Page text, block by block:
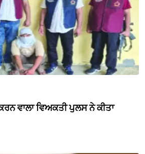
ਵਾਲਾ ਵਿਅਕਤੀ ਪੁਲਸ ਨੇ ਕੀਤਾ